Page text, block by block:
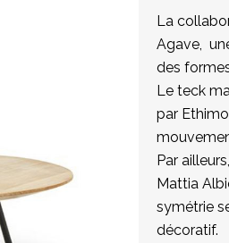
La
Agave,
des
Le teck
par
Par
Mattia
symétrie
décoratif.